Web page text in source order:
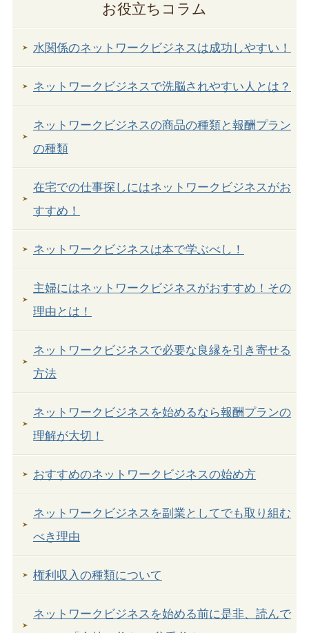
お役立ちコラム
水関係のネットワークビジネスは成功しやすい！
ネットワークビジネスで洗脳されやすい人とは？
ネットワークビジネスの商品の種類と報酬プラン
の種類
在宅での仕事探しにはネットワークビジネスがお
すすめ！
ネットワークビジネスは本で学ぶべし！
主婦にはネットワークビジネスがおすすめ！その
理由とは！
ネットワークビジネスで必要な良縁を引き寄せる
方法
ネットワークビジネスを始めるなら報酬プランの
理解が大切！
おすすめのネットワークビジネスの始め方
ネットワークビジネスを副業としてでも取り組む
べき理由
権利収入の種類について
ネットワークビジネスを始める前に是非、読んで